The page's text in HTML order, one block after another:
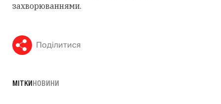
захворюваннями.
Поділитися
МІТКИНОВИНИ